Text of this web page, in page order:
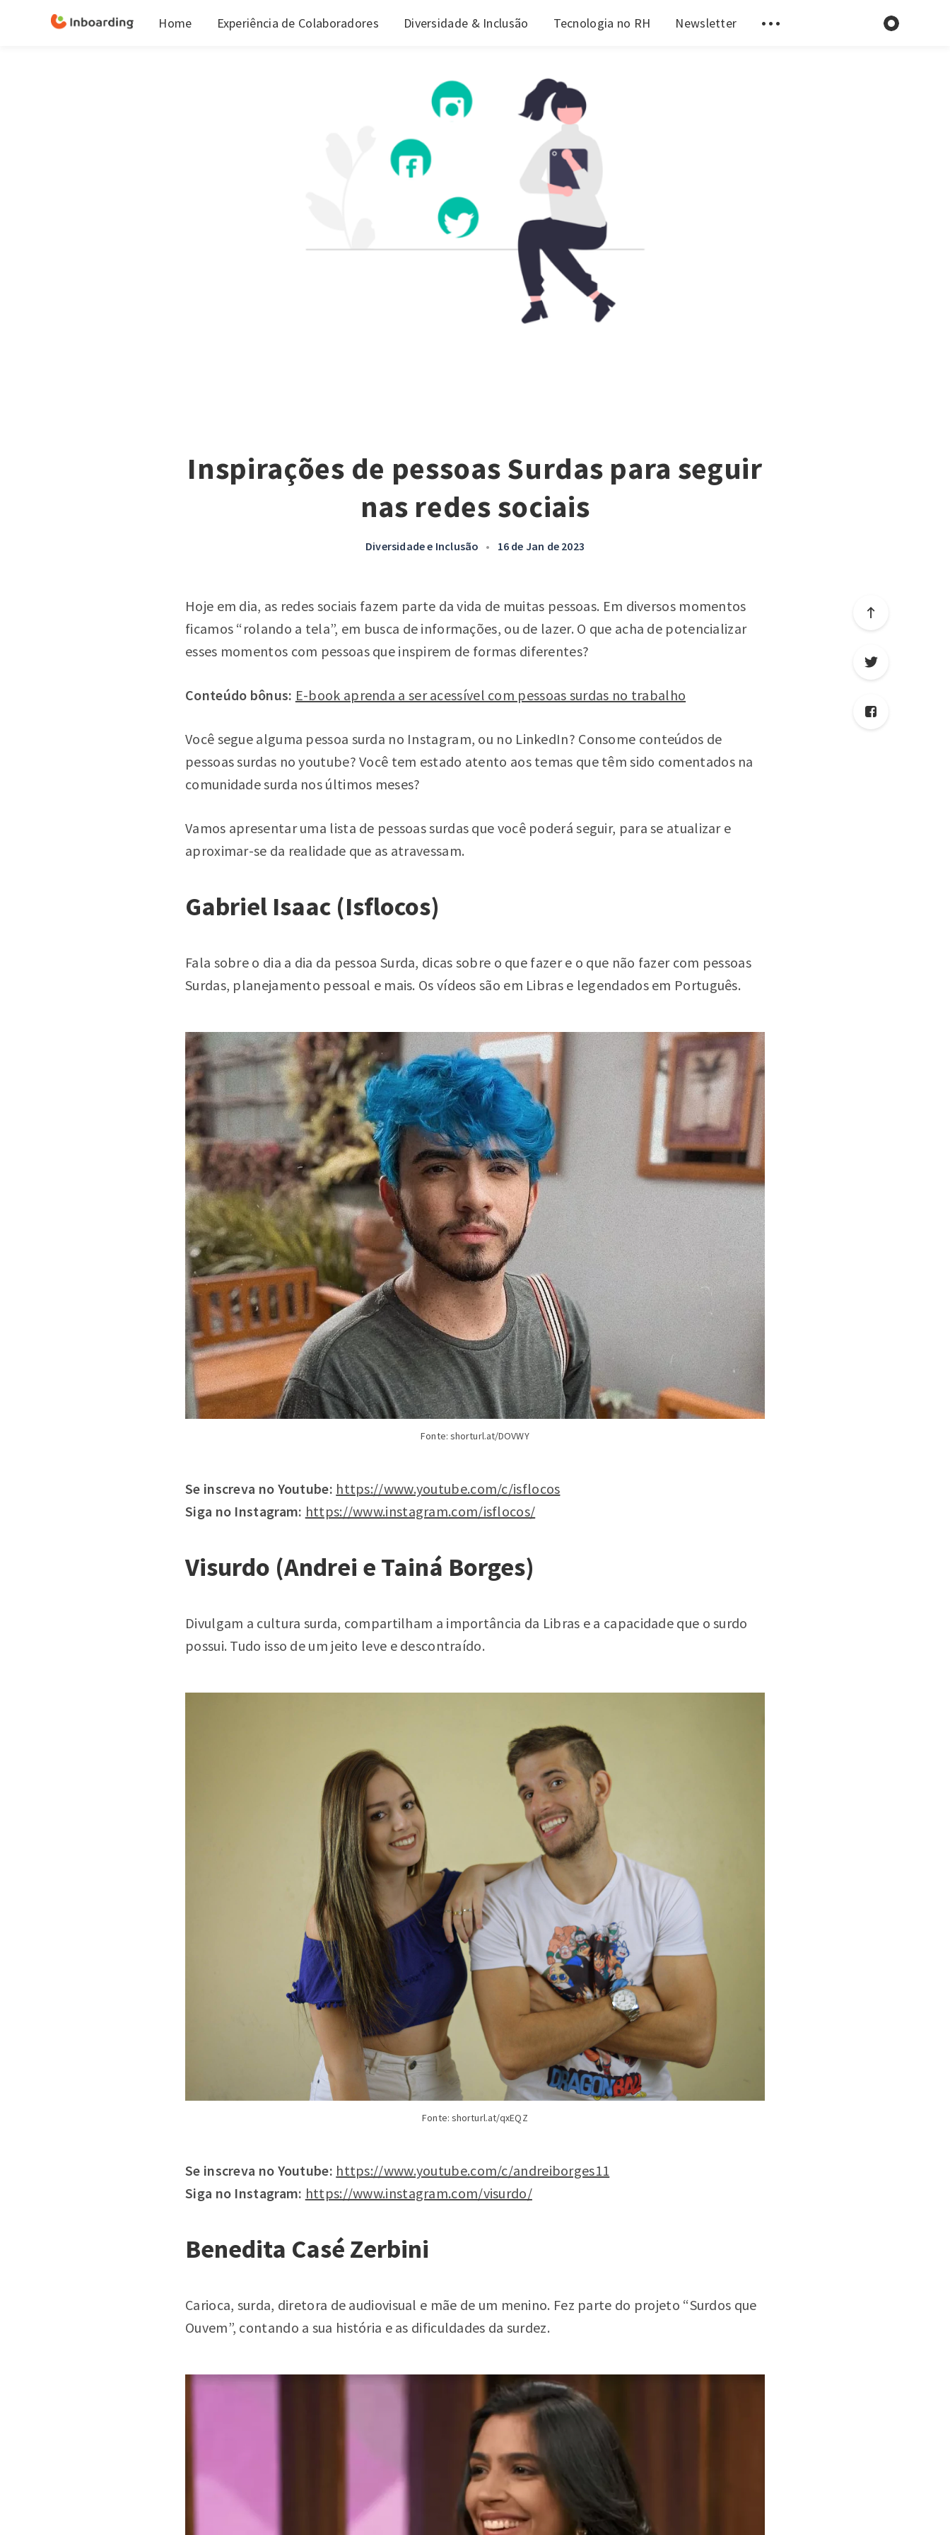
Home Experiência de Colaboradores Diversidade & Inclusão Tecnologia no RH Newsletter
Inspirações de pessoas Surdas para seguir
nas redes sociais
Diversidade e Inclusão • 16 de Jan de 2023
Hoje em dia, as redes sociais fazem parte da vida de muitas pessoas. Em diversos momentos
ficamos “rolando a tela”, em busca de informações, ou de lazer. O que acha de potencializar
esses momentos com pessoas que inspirem de formas diferentes?
Conteúdo bônus: E-book aprenda a ser acessível com pessoas surdas no trabalho
Você segue alguma pessoa surda no Instagram, ou no LinkedIn? Consome conteúdos de
pessoas surdas no youtube? Você tem estado atento aos temas que têm sido comentados na
comunidade surda nos últimos meses?
Vamos apresentar uma lista de pessoas surdas que você poderá seguir, para se atualizar e
aproximar-se da realidade que as atravessam.
Gabriel Isaac (Isflocos)
Fala sobre o dia a dia da pessoa Surda, dicas sobre o que fazer e o que não fazer com pessoas
Surdas, planejamento pessoal e mais. Os vídeos são em Libras e legendados em Português.
Fonte: shorturl.at/DOVWY
Se inscreva no Youtube: https://www.youtube.com/c/isflocos
Siga no Instagram: https://www.instagram.com/isflocos/
Visurdo (Andrei e Tainá Borges)
Divulgam a cultura surda, compartilham a importância da Libras e a capacidade que o surdo
possui. Tudo isso de um jeito leve e descontraído.
Fonte: shorturl.at/qxEQZ
Se inscreva no Youtube: https://www.youtube.com/c/andreiborges11
Siga no Instagram: https://www.instagram.com/visurdo/
Benedita Casé Zerbini
Carioca, surda, diretora de audiovisual e mãe de um menino. Fez parte do projeto “Surdos que
Ouvem”, contando a sua história e as dificuldades da surdez.